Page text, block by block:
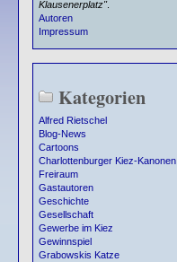
Klausenerplatz".
Autoren
Impressum
Kategorien
Alfred Rietschel
Blog-News
Cartoons
Charlottenburger Kiez-Kanonen
Freiraum
Gastautoren
Geschichte
Gesellschaft
Gewerbe im Kiez
Gewinnspiel
Grabowskis Katze